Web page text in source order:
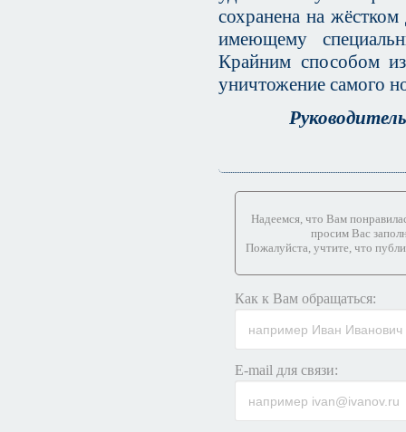
сохранена на
имеющему
Крайним способом
уничтожение самого
Надеемся, что Вам
просим Вас
Пожалуйста, учтите, что
Как к Вам обращаться:
E-mail для связи: